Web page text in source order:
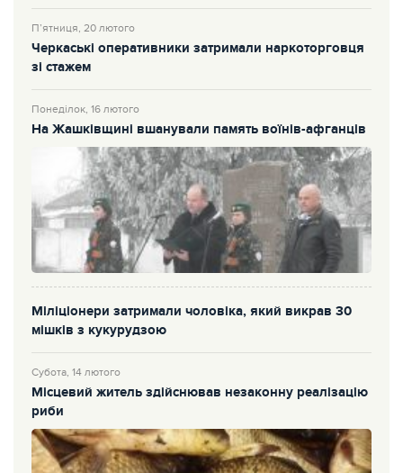
П’ятниця, 20 лютого
Черкаські оперативники затримали наркоторговця
зі стажем
Понеділок, 16 лютого
На Жашківщині вшанували память воїнів-афганців
Міліціонери затримали чоловіка, який викрав 30
мішків з кукурудзою
Субота, 14 лютого
Місцевий житель здійснював незаконну реалізацію
риби